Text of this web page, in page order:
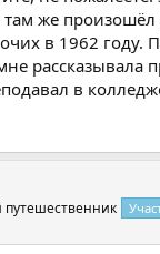
же произошёл
в 1962 году.
рассказывала
в